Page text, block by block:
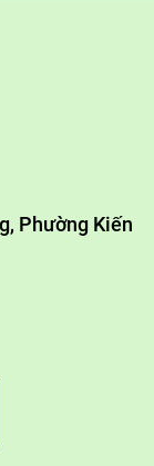
Phường Kiến